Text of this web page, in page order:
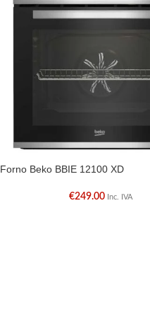
Forno Beko BBIE 12100 XD
€249.00 Inc. IVA